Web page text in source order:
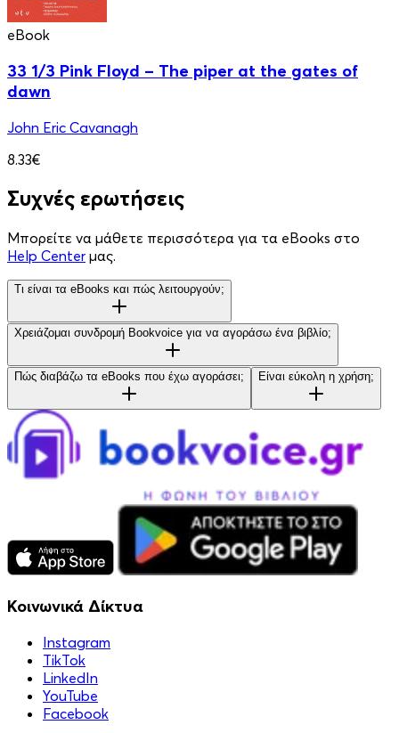
eBook
33 1/3 Pink Floyd – The piper at the gates of
dawn
John Eric Cavanagh
8.33€
Συχνές ερωτήσεις
Μπορείτε να μάθετε περισσότερα για τα eBooks στο
Help Center μας.
Τι είναι τα eBooks και πώς λειτουργούν;
Χρειάζομαι συνδρομή Bookvoice για να αγοράσω ένα βιβλίο;
Πώς διαβάζω τα eBooks που έχω αγοράσει; Είναι εύκολη η χρήση;
Κοινωνικά Δίκτυα
Instagram
TikTok
LinkedIn
YouTube
Facebook